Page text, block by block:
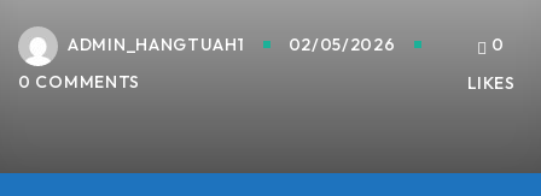
2026
Tuah
ADMIN_HANGTUAH1
02/05/2026
0 COMMENTS
0
LIKES